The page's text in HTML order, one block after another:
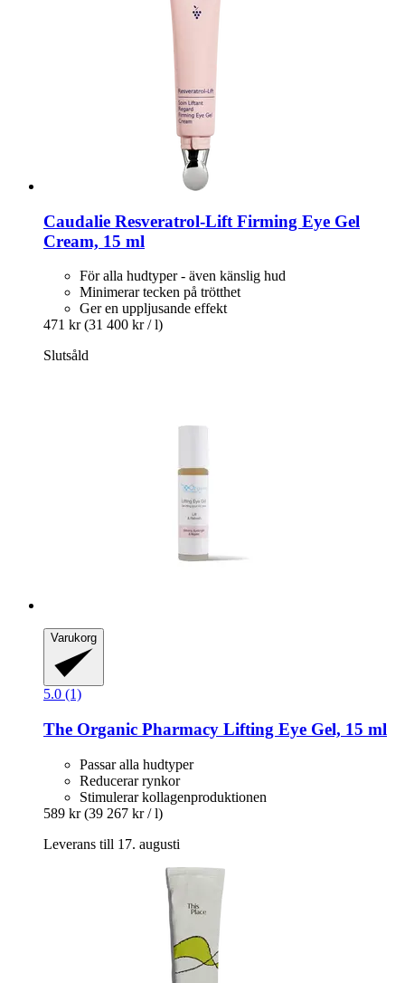
Caudalie Resveratrol-​Lift Firming Eye Gel
Cream, 15 ml
För alla hudtyper - även känslig hud
Minimerar tecken på trötthet
Ger en uppljusande effekt
471 kr (31 400 kr / l)
Slutsåld
Varukorg
5.0 (1)
The Organic Pharmacy Lifting Eye Gel, 15 ml
Passar alla hudtyper
Reducerar rynkor
Stimulerar kollagenproduktionen
589 kr (39 267 kr / l)
Leverans till 17. augusti